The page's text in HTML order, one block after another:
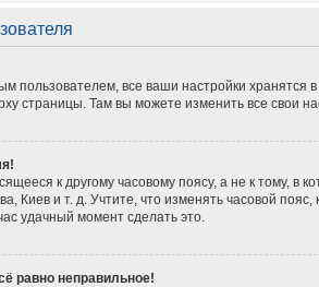
пользователем, все ваши настройки
страницы. Там вы можете изменить все свои
к другому часовому поясу, а не к тому, в
Киев и т. д. Учтите, что изменять часовой
удачный момент сделать это.
равно неправильное!